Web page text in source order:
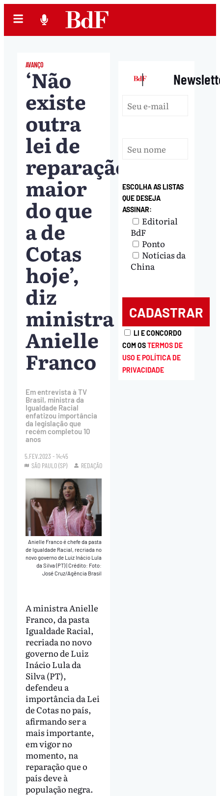
AVANÇO
‘Não
existe
outra
lei de
reparação
maior
do que
a de
Cotas
hoje’,
diz
ministra
Anielle
Franco
Em entrevista à TV
Brasil, ministra da
Igualdade Racial
enfatizou importância
da legislação que
recém completou 10
anos
5.FEV.2023 - 14:45
SÃO PAULO (SP)
REDAÇÃO
Anielle Franco é chefe da pasta
de Igualdade Racial, recriada no
novo governo de Luiz Inácio Lula
da Silva (PT)|Crédito: Foto:
José Cruz/Agência Brasil
A ministra Anielle
Franco, da pasta
Igualdade Racial,
recriada no novo
governo de Luiz
Inácio Lula da
Silva (PT),
defendeu a
importância da Lei
de Cotas no país,
afirmando ser a
mais importante,
em vigor no
momento, na
reparação que o
país deve à
população negra.
|
ESCOLHA AS LISTAS
QUE DESEJA
ASSINAR:
Editorial
BdF
Ponto
Notícias da
China
LI E CONCORDO
COM OSTERMOS DE
USO E POLÍTICA DE
PRIVACIDADE